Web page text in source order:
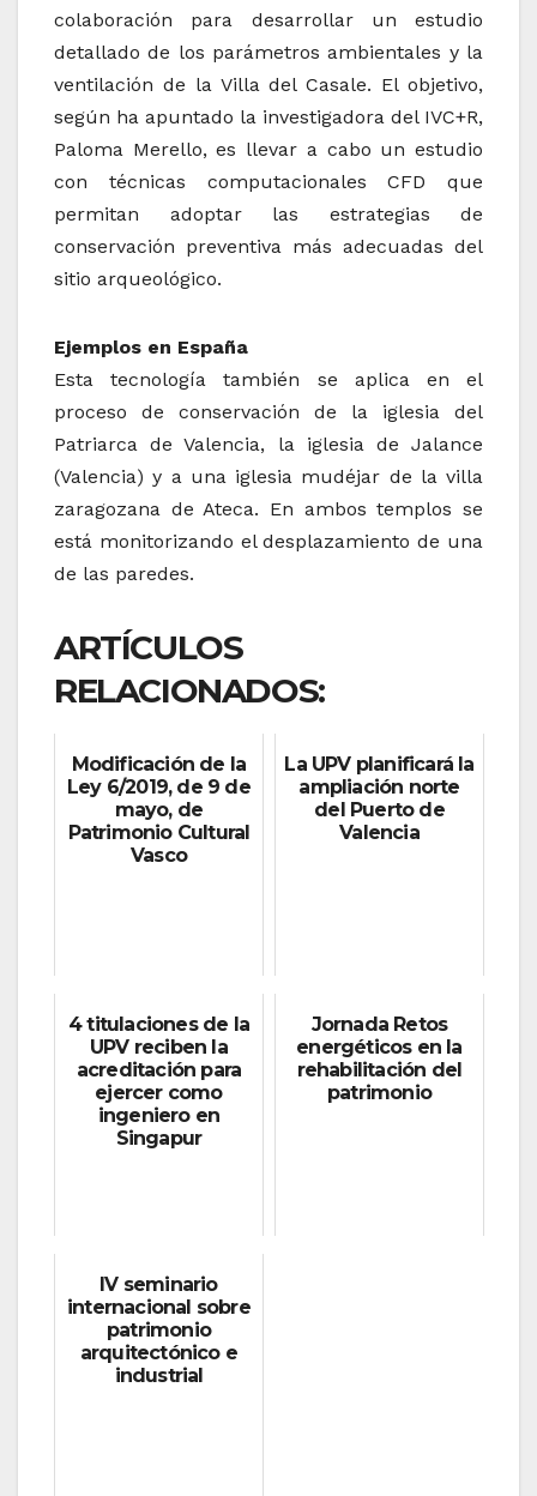
colaboración para desarrollar un estudio
detallado de los parámetros ambientales y la
ventilación de la Villa del Casale. El objetivo,
según ha apuntado la investigadora del IVC+R,
Paloma Merello, es llevar a cabo un estudio
con técnicas computacionales CFD que
permitan adoptar las estrategias de
conservación preventiva más adecuadas del
sitio arqueológico.
Ejemplos en España
Esta tecnología también se aplica en el
proceso de conservación de la iglesia del
Patriarca de Valencia, la iglesia de Jalance
(Valencia) y a una iglesia mudéjar de la villa
zaragozana de Ateca. En ambos templos se
está monitorizando el desplazamiento de una
de las paredes.
ARTÍCULOS
RELACIONADOS:
Modificación de la
Ley 6/2019, de 9 de
mayo, de
Patrimonio Cultural
Vasco
La UPV planificará la
ampliación norte
del Puerto de
Valencia
4 titulaciones de la
UPV reciben la
acreditación para
ejercer como
ingeniero en
Singapur
Jornada Retos
energéticos en la
rehabilitación del
patrimonio
IV seminario
internacional sobre
patrimonio
arquitectónico e
industrial